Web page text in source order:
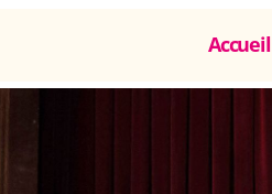
Accueil